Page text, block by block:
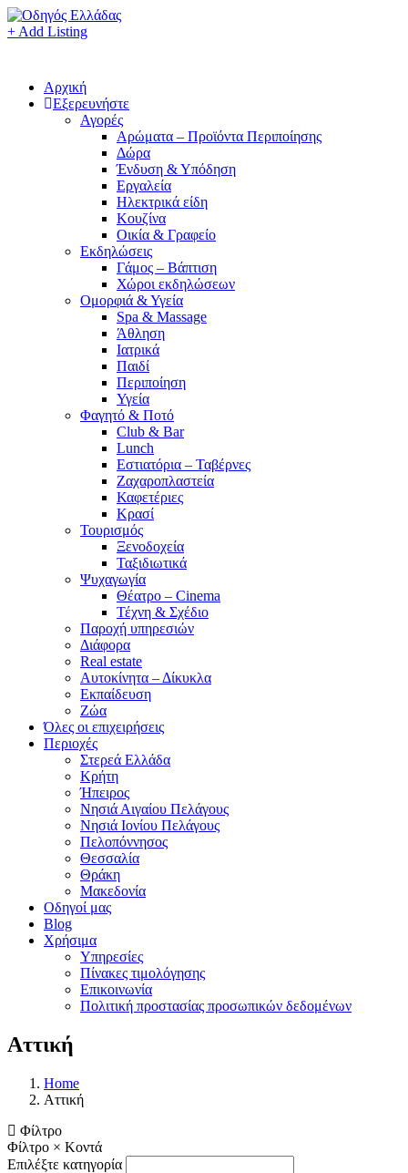
+ Add Listing
Αρχική
Εξερευνήστε
Αγορές
Αρώματα – Προϊόντα Περιποίησης
Δώρα
Ένδυση & Υπόδηση
Εργαλεία
Ηλεκτρικά είδη
Κουζίνα
Οικία & Γραφείο
Εκδηλώσεις
Γάμος – Βάπτιση
Χώροι εκδηλώσεων
Ομορφιά & Υγεία
Spa & Massage
Άθληση
Ιατρικά
Παιδί
Περιποίηση
Υγεία
Φαγητό & Ποτό
Club & Bar
Lunch
Εστιατόρια – Ταβέρνες
Ζαχαροπλαστεία
Καφετέριες
Κρασί
Τουρισμός
Ξενοδοχεία
Ταξιδιωτικά
Ψυχαγωγία
Θέατρο – Cinema
Τέχνη & Σχέδιο
Παροχή υπηρεσιών
Διάφορα
Real estate
Αυτοκίνητα – Δίκυκλα
Εκπαίδευση
Ζώα
Όλες οι επιχειρήσεις
Περιοχές
Στερεά Ελλάδα
Κρήτη
Ήπειρος
Νησιά Αιγαίου Πελάγους
Νησιά Ιονίου Πελάγους
Πελοπόννησος
Θεσσαλία
Θράκη
Μακεδονία
Οδηγοί μας
Blog
Χρήσιμα
Υπηρεσίες
Πίνακες τιμολόγησης
Επικοινωνία
Πολιτική προστασίας προσωπικών δεδομένων
Αττική
Home
Αττική
Φίλτρο
Φίλτρο × Κοντά
Επιλέξτε κατηγορία